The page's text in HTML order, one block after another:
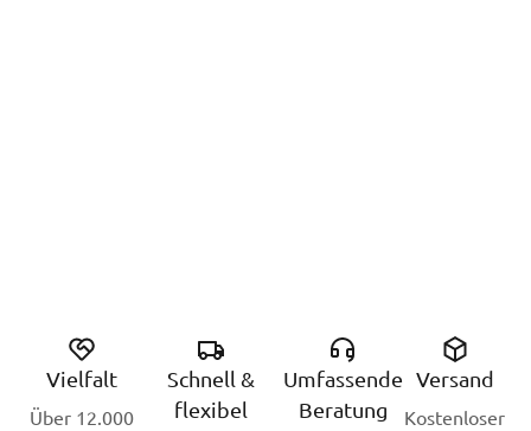
Vielfalt
Über 12.000
Schnell &
flexibel
Umfassende
Beratung
Versand
Kostenloser